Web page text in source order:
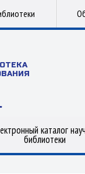
каталог
библиотеки